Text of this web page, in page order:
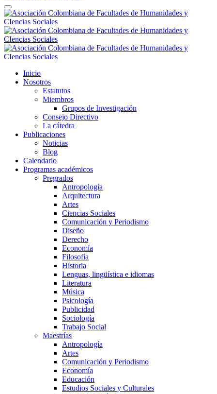
Inicio
Nosotros
Estatutos
Miembros
Grupos de Investigación
Consejo Directivo
La cátedra
Publicaciones
Noticias
Blog
Calendario
Programas académicos
Pregrados
Antropología
Arquitectura
Artes
Ciencias Sociales
Comunicación y Periodismo
Diseño
Derecho
Economía
Filosofía
Historia
Lenguas, lingüística e idiomas
Literatura
Música
Psicología
Publicidad
Sociología
Trabajo Social
Maestrías
Antropología
Artes
Comunicación y Periodismo
Economía
Educación
Estudios Sociales y Culturales